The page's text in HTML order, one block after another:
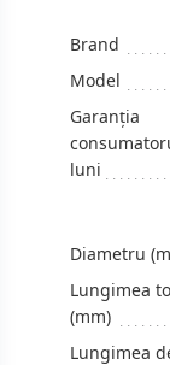
Brand
Model
Garanția
luni
Diametru
Lungimea
(mm)
Lungimea